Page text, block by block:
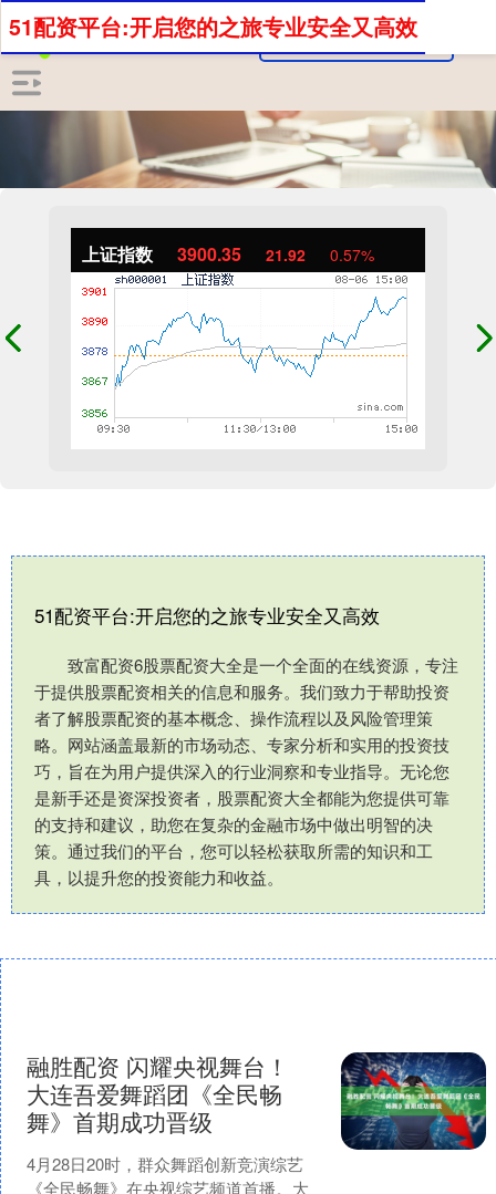
上证指数 3900.35 21.92 0.57%
51配资平台:开启您的之旅专业安全又高效
致富配资6股票配资大全是一个全面的在线资源，专注
于提供股票配资相关的信息和服务。我们致力于帮助投资
者了解股票配资的基本概念、操作流程以及风险管理策
略。网站涵盖最新的市场动态、专家分析和实用的投资技
巧，旨在为用户提供深入的行业洞察和专业指导。无论您
是新手还是资深投资者，股票配资大全都能为您提供可靠
的支持和建议，助您在复杂的金融市场中做出明智的决
策。通过我们的平台，您可以轻松获取所需的知识和工
具，以提升您的投资能力和收益。
51配资平台:开启您的之旅专业安全又高效
融胜配资 闪耀央视舞台！
大连吾爱舞蹈团《全民畅
舞》首期成功晋级
4月28日20时，群众舞蹈创新竞演综艺
《全民畅舞》在央视综艺频道首播。大